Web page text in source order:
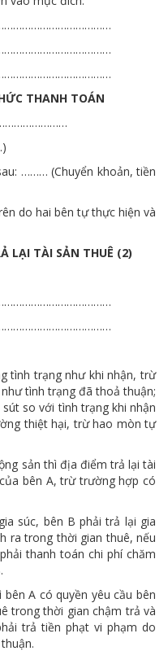
THANH TOÁN
……… (Chuyển khoản, tiền
do hai bên tự thực hiện và
LẠI TÀI SẢN THUÊ (2)
tình trạng như khi nhận, trừ
tình trạng đã thoả thuận;
so với tình trạng khi nhận
thiệt hại, trừ hao mòn tự
sản thì địa điểm trả lại tài
bên A, trừ trường hợp có
súc, bên B phải trả lại gia
ra trong thời gian thuê, nếu
thanh toán chi phí chăm
A có quyền yêu cầu bên
trong thời gian chậm trả và
trả tiền phạt vi phạm do